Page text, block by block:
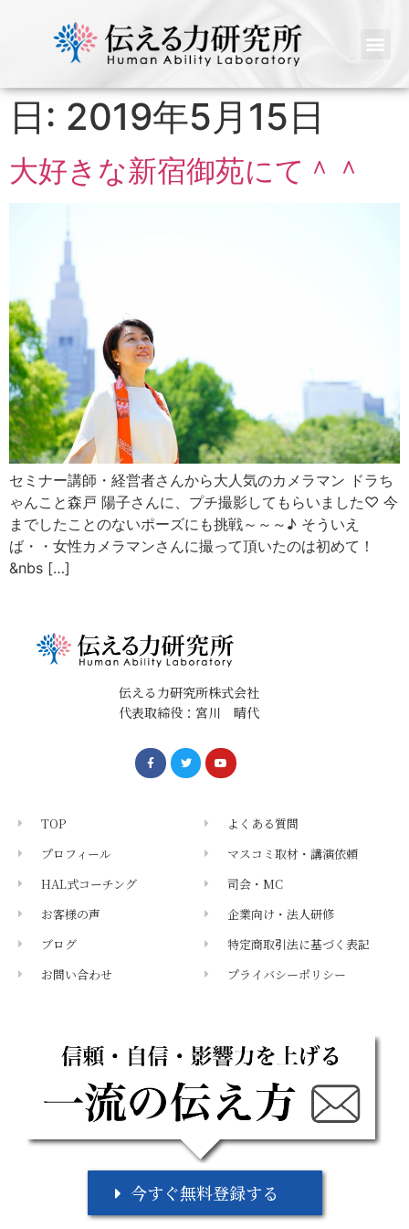
日: 2019年5月15日
大好きな新宿御苑にて＾＾
セミナー講師・経営者さんから大人気のカメラマン ドラち
ゃんこと森戸 陽子さんに、プチ撮影してもらいました♡ 今
までしたことのないポーズにも挑戦～～～♪ そういえ
ば・・女性カメラマンさんに撮って頂いたのは初めて！
&nbs […]
伝える力研究所株式会社
代表取締役：宮川 晴代
TOP
プロフィール
HAL式コーチング
お客様の声
ブログ
お問い合わせ
よくある質問
マスコミ取材・講演依頼
司会・MC
企業向け・法人研修
特定商取引法に基づく表記
プライバシーポリシー
今すぐ無料登録する